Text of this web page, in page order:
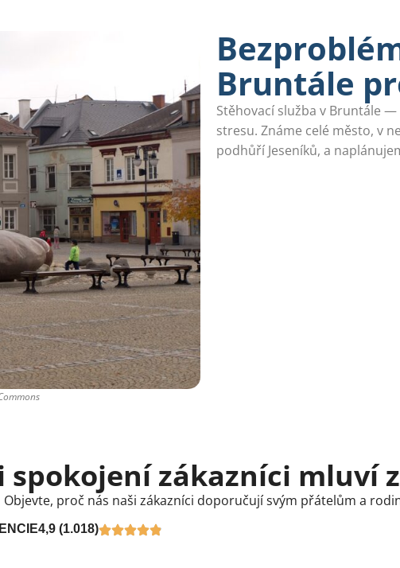
Bruntále
Stěhovací služba v Bruntále
stresu. Známe celé město, v
podhůří Jeseníků, a
spokojení zákazníci mluví
Objevte, proč nás naši zákazníci doporučují svým přátelům a
4,9 (1.018)